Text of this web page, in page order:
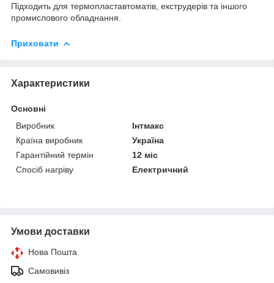
Підходить для термопластавтоматів, екструдерів та іншого
промислового обладнання.
Приховати
Характеристики
Основні
Виробник
Інтмакс
Країна виробник
Україна
Гарантійний термін
12 міс
Спосіб нагріву
Електричний
Умови доставки
Нова Пошта
Самовивіз